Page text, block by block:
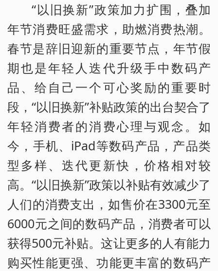
“以旧换新”政策加力扩围，叠加
年节消费旺盛需求，助燃消费热潮。
春节是辞旧迎新的重要节点，年节假
期也是年轻人迭代升级手中数码产
品、给自己一个可心奖励的重要时
段，“以旧换新”补贴政策的出台契合了
年轻消费者的消费心理与观念。如
今，手机、iPad等数码产品，产品类
型多样、迭代更新快，价格相对较
高。“以旧换新”政策以补贴有效减少了
人们的消费支出，如售价在3300元至
6000元之间的数码产品，消费者可以
获得500元补贴。这让更多的人有能力
购买性能更强、功能更丰富的数码产